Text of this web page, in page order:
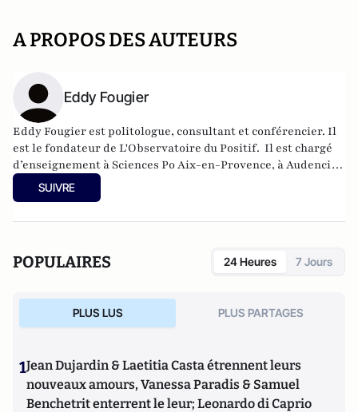
A PROPOS DES AUTEURS
Eddy Fougier
Eddy Fougier est politologue, consultant et conférencier. Il
est le fondateur de L'Observatoire du Positif. Il est chargé
d’enseignement à Sciences Po Aix-en-Provence, à Audencia
Business School (Nantes) et à l’Institut supérieur de
formation au journalisme (ISFJ, Paris).
SUIVRE
POPULAIRES 24 Heures 7 Jours
PLUS LUS PLUS PARTAGES
1Jean Dujardin & Laetitia Casta étrennent leurs
nouveaux amours, Vanessa Paradis & Samuel
Benchetrit enterrent le leur; Leonardo di Caprio